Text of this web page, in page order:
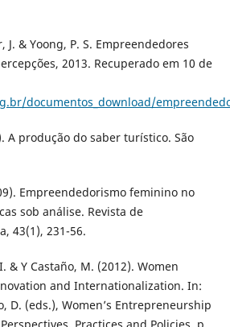
J. & Yoong, P. S. Empreendedores
2013. Recuperado em 10 de
documentos_download/
A produção do saber turístico. São
Empreendedorismo feminino no
sob análise. Revista de
43(1), 231-56.
& Y Castaño, M. (2012). Women
and Internationalization. In:
D. (eds.), Women’s Entrepreneurship